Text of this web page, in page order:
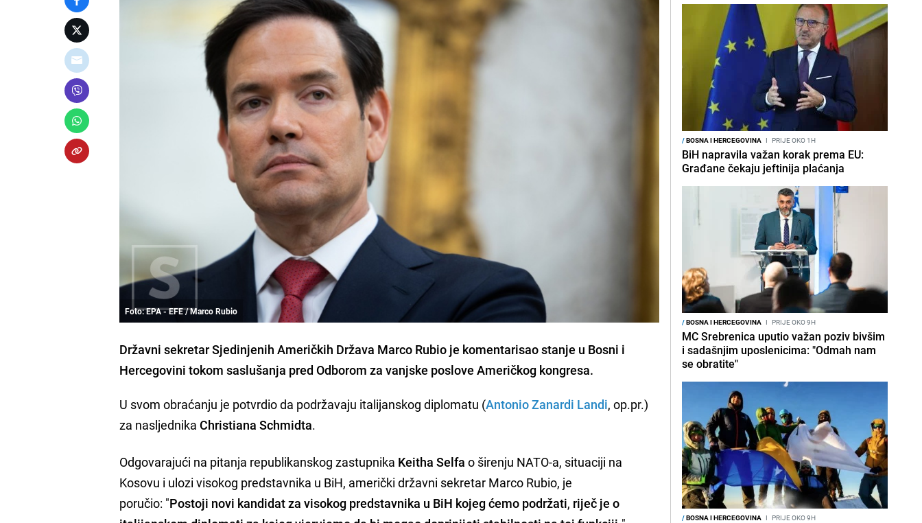
Foto: EPA - EFE / Marco Rubio
Državni sekretar Sjedinjenih Američkih Država Marco Rubio je komentarisao stanje u Bosni i
Hercegovini tokom saslušanja pred Odborom za vanjske poslove Američkog kongresa.
U svom obraćanju je potvrdio da podržavaju italijanskog diplomatu (Antonio Zanardi Landi, op.pr.)
za nasljednikaChristiana Schmidta.
Odgovarajući na pitanja republikanskog zastupnika Keitha Selfa o širenju NATO-a, situaciji na
Kosovu i ulozi visokog predstavnika u BiH, američki državni sekretar Marco Rubio, je
poručio: "Postoji novi kandidat za visokog predstavnika u BiH kojeg ćemo podržati, riječ je o
/BOSNA I HERCEGOVINA I PRIJE OKO 1H
BiH napravila važan korak prema EU:
Građane čekaju jeftinija plaćanja
/BOSNA I HERCEGOVINA I PRIJE OKO 9H
MC Srebrenica uputio važan poziv bivšim
i sadašnjim uposlenicima: "Odmah nam
se obratite"
/BOSNA I HERCEGOVINA I PRIJE OKO 9H